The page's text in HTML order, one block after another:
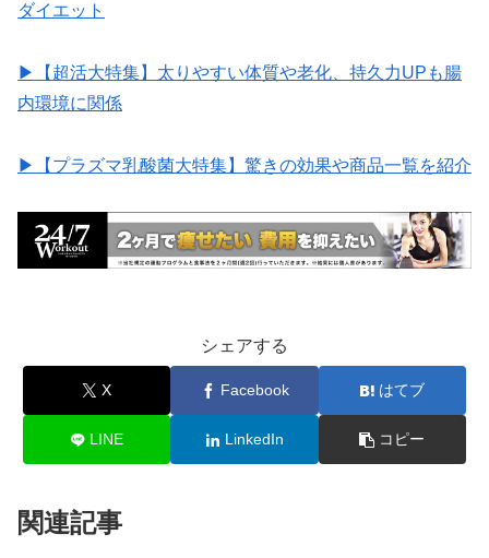
ダイエット
▶︎【超活大特集】太りやすい体質や老化、持久力UPも腸
内環境に関係
▶︎【プラズマ乳酸菌大特集】驚きの効果や商品一覧を紹介
シェアする
X Facebook はてブ
LINE LinkedIn コピー
関連記事